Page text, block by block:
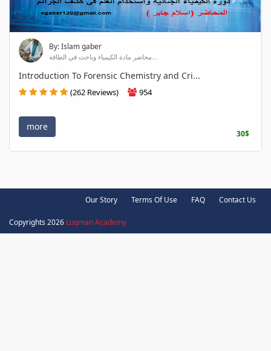
By: Islam gaber
محاضر مادة الكيمياء وباحث في الطاقة...
Introduction To Forensic Chemistry and Cri...
(262 Reviews) 954
more
30$
Our Story Terms Of Use FAQ Contact Us
Copyrights 2026 Luqman Academy